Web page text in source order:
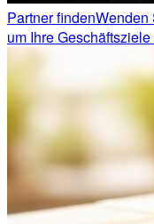
Partner findenWenden
um Ihre